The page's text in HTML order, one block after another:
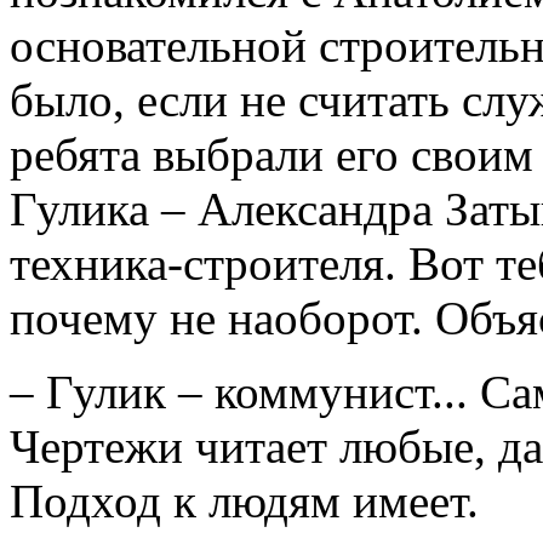
основательной
было, если не считать
ребята выбрали его
Гулика – Александра
техника-строителя. Вот
почему не наоборот.
– Гулик – коммунист...
Чертежи читает любые,
Подход к людям имеет.